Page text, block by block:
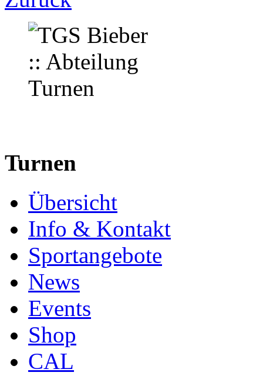
Turnen
Übersicht
Info & Kontakt
Sportangebote
News
Events
Shop
CAL